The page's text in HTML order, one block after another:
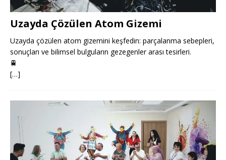
Uzayda Çözülen Atom Gizemi
Uzayda çözülen atom gizemini keşfedin: parçalanma sebepleri,
sonuçları ve bilimsel bulguların gezegenler arası tesirleri.
🚆
[…]